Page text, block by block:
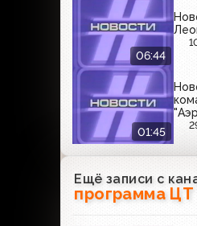
06:44
01:45
Ещё записи с
программа ЦТ